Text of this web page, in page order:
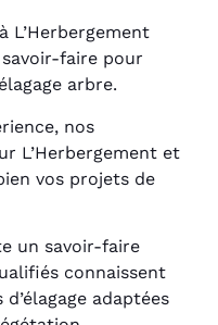
L’Herbergement
faire pour
arbre.
nos
L’Herbergement et
vos projets de
un savoir-faire
connaissent
adaptées